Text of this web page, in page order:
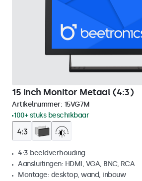
15 Inch Monitor Metaal (4:3)
Artikelnummer: 15VG7M
100+ stuks beschikbaar
4:3 beeldverhouding
Aansluitingen: HDMI, VGA, BNC, RCA
Montage: desktop, wand, inbouw